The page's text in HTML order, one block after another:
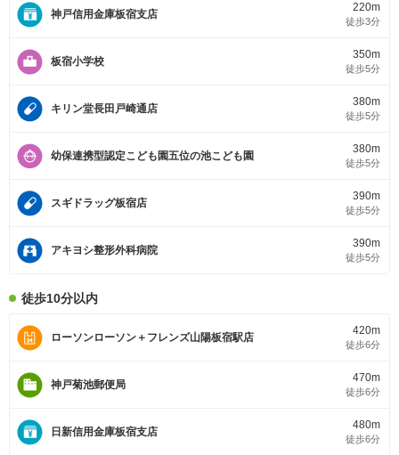
神戸信用金庫板宿支店
220m
徒歩3分
板宿小学校
350m
徒歩5分
キリン堂長田戸崎通店
380m
徒歩5分
幼保連携型認定こども園五位の池こども園
380m
徒歩5分
スギドラッグ板宿店
390m
徒歩5分
アキヨシ整形外科病院
390m
徒歩5分
徒歩10分以内
ローソンローソン＋フレンズ山陽板宿駅店
420m
徒歩6分
神戸菊池郵便局
470m
徒歩6分
日新信用金庫板宿支店
480m
徒歩6分